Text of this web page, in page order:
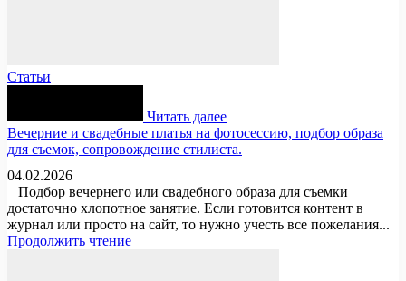
Статьи
Читать далее
Вечерние и свадебные платья на фотосессию, подбор образа
для съемок, сопровождение стилиста.
04.02.2026
Подбор вечернего или свадебного образа для съемки
достаточно хлопотное занятие. Если готовится контент в
журнал или просто на сайт, то нужно учесть все пожелания...
Продолжить чтение